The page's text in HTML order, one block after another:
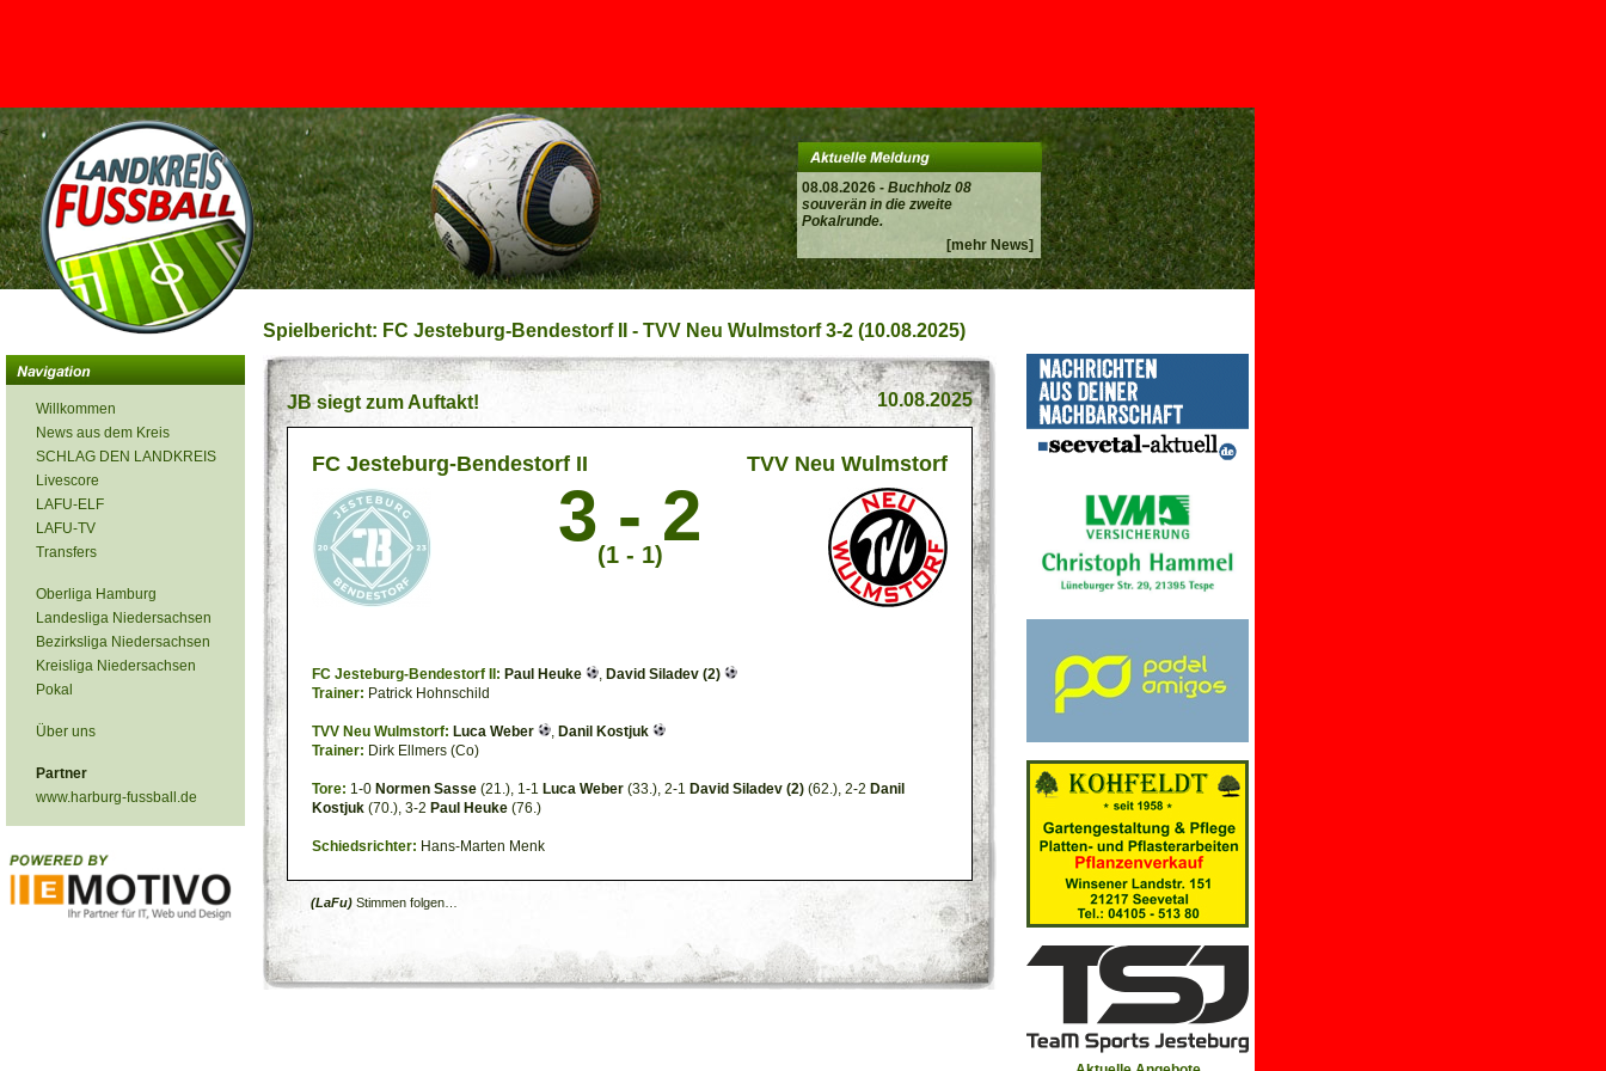
08.08.2026 - Buchholz 08
souverän in die zweite
Pokalrunde.
[mehr News]
<
Willkommen
News aus dem Kreis
SCHLAG DEN LANDKREIS
Livescore
LAFU-ELF
LAFU-TV
Transfers
Oberliga Hamburg
Landesliga Niedersachsen
Bezirksliga Niedersachsen
Kreisliga Niedersachsen
Pokal
Über uns
Partner
www.harburg-fussball.de
Spielbericht: FC Jesteburg-Bendestorf II - TVV Neu Wulmstorf 3-2 (10.08.2025)
JB siegt zum Auftakt! 10.08.2025
FC Jesteburg-Bendestorf II TVV Neu Wulmstorf
3 - 2
(1 - 1)
FC Jesteburg-Bendestorf II: Paul Heuke , David Siladev (2)
Trainer: Patrick Hohnschild
TVV Neu Wulmstorf: Luca Weber , Danil Kostjuk
Trainer: Dirk Ellmers (Co)
Tore: 1-0 Normen Sasse (21.), 1-1 Luca Weber (33.), 2-1 David Siladev (2) (62.), 2-2 Danil
Kostjuk (70.), 3-2 Paul Heuke (76.)
Schiedsrichter: Hans-Marten Menk
(LaFu) Stimmen folgen…